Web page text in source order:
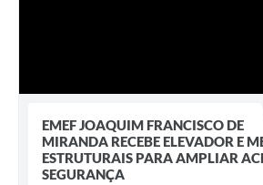
EMEF JOAQUIM FRANCISCO DE
MIRANDA RECEBE ELEVADOR E
ESTRUTURAIS PARA AMPLIAR
SEGURANÇA